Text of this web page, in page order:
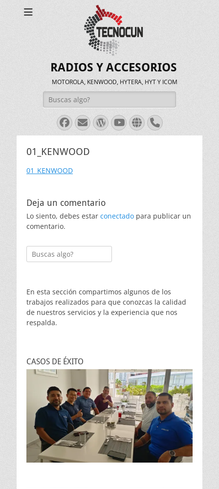
RADIOS Y ACCESORIOS
MOTOROLA, KENWOOD, HYTERA, HYT Y ICOM
Buscar:
Facebook
Correo
electrónico
WordPress
Youtube
WebTeléfono
01_KENWOOD
01_KENWOOD
Deja un comentario
Lo siento, debes estar conectado para publicar un
comentario.
Buscar:
En esta sección compartimos algunos de los
trabajos realizados para que conozcas la calidad
de nuestros servicios y la experiencia que nos
respalda.
CASOS DE ÉXITO